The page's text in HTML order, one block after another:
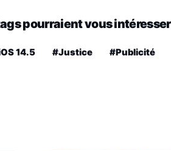
pourraient vous intéresser
14.5 #Justice #Publicité